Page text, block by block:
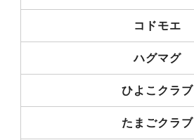
コドモエ
ハグマグ
ひよこクラブ
たまごクラブ